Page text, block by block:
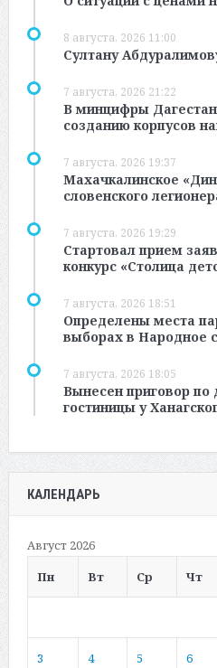
8 августа, 2026 11:00
Султану
7 августа, 2026 21:22
В минцифры
созданию корпусов
7 августа, 2026 19:37
Махачкалинское
словенского
7 августа, 2026 19:29
Стартовал прием
конкурс «Столица
7 августа, 2026 18:51
Определены места
выборах в Народное
7 августа, 2026 18:05
Вынесен приговор по
гостиницы у
КАЛЕНДАРЬ
Август 2026
Пн
Вт Ср Чт
3 4 5 6